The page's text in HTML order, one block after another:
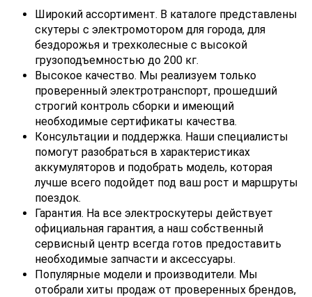
Широкий ассортимент. В каталоге представлены
скутеры с электромотором для города, для
бездорожья и трехколесные с высокой
грузоподъемностью до 200 кг.
Высокое качество. Мы реализуем только
проверенный электротранспорт, прошедший
строгий контроль сборки и имеющий
необходимые сертификаты качества.
Консультации и поддержка. Наши специалисты
помогут разобраться в характеристиках
аккумуляторов и подобрать модель, которая
лучше всего подойдет под ваш рост и маршруты
поездок.
Гарантия. На все электроскутеры действует
официальная гарантия, а наш собственный
сервисный центр всегда готов предоставить
необходимые запчасти и аксессуары.
Популярные модели и производители. Мы
отобрали хиты продаж от проверенных брендов,